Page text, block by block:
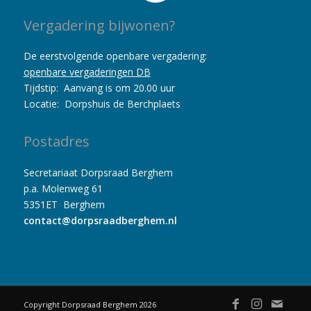
Vergadering bijwonen?
De eerstvolgende openbare vergadering:
openbare vergaderingen DB
Tijdstip: Aanvang is om 20.00 uur
Locatie: Dorpshuis de Berchplaets
Postadres
Secretariaat Dorpsraad Berghem
p.a. Molenweg 61
5351ET Berghem
contact@dorpsraadberghem.nl
Copyright Dorpsraad Berghem 2026